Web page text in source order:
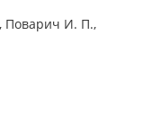
Поварич И. П.,